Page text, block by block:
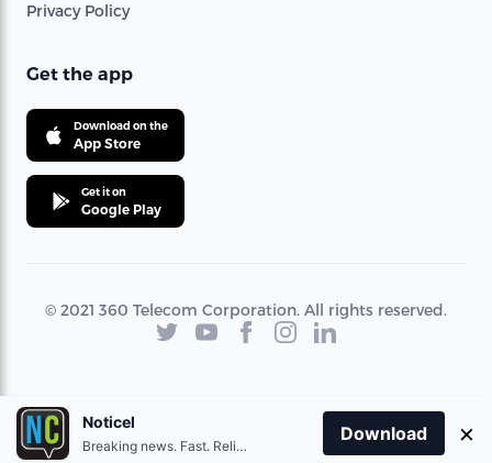
Privacy Policy
Get the app
Download on the
App Store
Get it on
Google Play
© 2021 360 Telecom Corporation. All rights reserved.
Noticel
Breaking news. Fast. Reliable.
Download ×